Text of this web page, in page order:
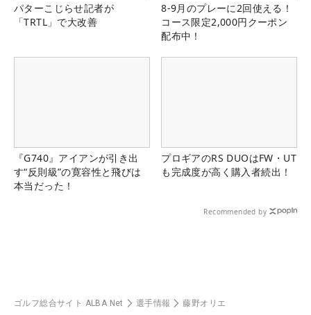
パターこじらせ記者が
「TRTL」で大改善
8-9月のプレーに2回使える！
コース限定2,000円クーポン
配布中！
『G740』アイアンが引き出
す“反則級”の寛容性と飛びは
本当だった！
プロギアのRS DUOはFW・UT
も完成度が高く購入者続出！
Recommended by
ゴルフ総合サイト ALBA Net 選手情報 藤野オリエ